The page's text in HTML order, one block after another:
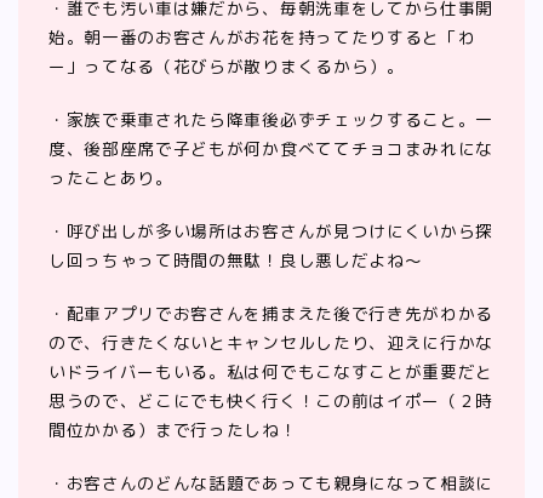
・誰でも汚い車は嫌だから、毎朝洗車をしてから仕事開
始。朝一番のお客さんがお花を持ってたりすると「わ
ー」ってなる（花びらが散りまくるから）。
・家族で乗車されたら降車後必ずチェックすること。一
度、後部座席で子どもが何か食べててチョコまみれにな
ったことあり。
・呼び出しが多い場所はお客さんが見つけにくいから探
し回っちゃって時間の無駄！良し悪しだよね〜
・配車アプリでお客さんを捕まえた後で行き先がわかる
ので、行きたくないとキャンセルしたり、迎えに行かな
いドライバーもいる。私は何でもこなすことが重要だと
思うので、どこにでも快く行く！この前はイポー（２時
間位かかる）まで行ったしね！
・お客さんのどんな話題であっても親身になって相談に